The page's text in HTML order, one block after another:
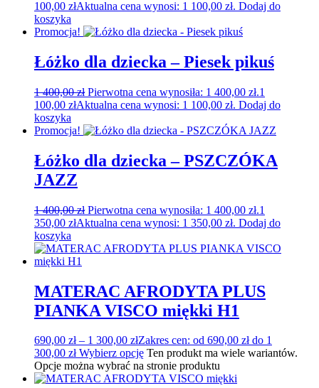
100,00 złAktualna cena wynosi: 1 100,00 zł. Dodaj do
koszyka
Promocja!
Łóżko dla dziecka – Piesek pikuś
1 400,00zł Pierwotna cena wynosiła: 1 400,00 zł.1
100,00 złAktualna cena wynosi: 1 100,00 zł. Dodaj do
koszyka
Promocja!
Łóżko dla dziecka – PSZCZÓKA
JAZZ
1 400,00zł Pierwotna cena wynosiła: 1 400,00 zł.1
350,00 złAktualna cena wynosi: 1 350,00 zł. Dodaj do
koszyka
MATERAC AFRODYTA PLUS
PIANKA VISCO miękki H1
690,00 zł – 1 300,00 złZakres cen: od 690,00 zł do 1
300,00 zł Wybierz opcję Ten produkt ma wiele wariantów.
Opcje można wybrać na stronie produktu